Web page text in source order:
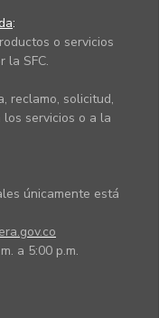
:
o servicios
la SFC.
reclamo, solicitud,
servicios o a la
únicamente está
a 5:00 p.m.